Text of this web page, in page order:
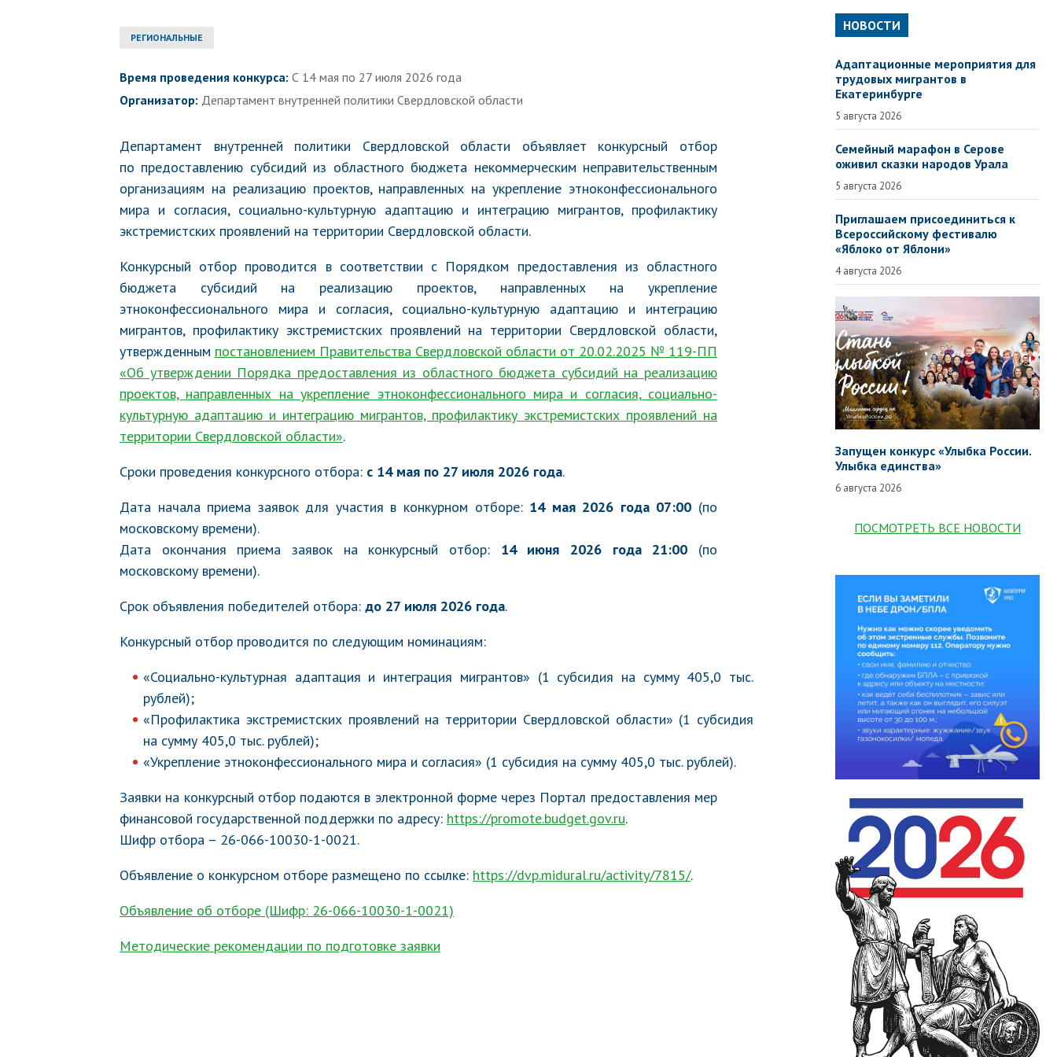
РЕГИОНАЛЬНЫЕ
Время проведения конкурса: С 14 мая по 27 июля 2026 года
Организатор: Департамент внутренней политики Свердловской области
Департамент внутренней политики Свердловской области объявляет конкурсный отбор
по предоставлению субсидий из областного бюджета некоммерческим неправительственным
организациям на реализацию проектов, направленных на укрепление этноконфессионального
мира и согласия, социально-культурную адаптацию и интеграцию мигрантов, профилактику
экстремистских проявлений на территории Свердловской области.
Конкурсный отбор проводится в соответствии с Порядком предоставления из областного
бюджета субсидий на реализацию проектов, направленных на укрепление
этноконфессионального мира и согласия, социально-культурную адаптацию и интеграцию
мигрантов, профилактику экстремистских проявлений на территории Свердловской области,
утвержденным постановлением Правительства Свердловской области от 20.02.2025 № 119-ПП
«Об утверждении Порядка предоставления из областного бюджета субсидий на реализацию
проектов, направленных на укрепление этноконфессионального мира и согласия, социально-
культурную адаптацию и интеграцию мигрантов, профилактику экстремистских проявлений на
территории Свердловской области».
Сроки проведения конкурсного отбора: с 14 мая по 27 июля 2026 года.
Дата начала приема заявок для участия в конкурном отборе: 14 мая 2026 года 07:00 (по
московскому времени).
Дата окончания приема заявок на конкурсный отбор: 14 июня 2026 года 21:00 (по
московскому времени).
Срок объявления победителей отбора: до 27 июля 2026 года.
Конкурсный отбор проводится по следующим номинациям:
«Социально-культурная адаптация и интеграция мигрантов» (1 субсидия на сумму 405,0 тыс.
рублей);
«Профилактика экстремистских проявлений на территории Свердловской области» (1 субсидия
на сумму 405,0 тыс. рублей);
«Укрепление этноконфессионального мира и согласия» (1 субсидия на сумму 405,0 тыс. рублей).
Заявки на конкурсный отбор подаются в электронной форме через Портал предоставления мер
финансовой государственной поддержки по адресу: https://promote.budget.gov.ru.
Шифр отбора – 26-066-10030-1-0021.
Объявление о конкурсном отборе размещено по ссылке: https://dvp.midural.ru/activity/7815/.
Объявление об отборе (Шифр: 26-066-10030-1-0021)
Методические рекомендации по подготовке заявки
НОВОСТИ
Адаптационные мероприятия для
трудовых мигрантов в
Екатеринбурге
5 августа 2026
Семейный марафон в Серове
оживил сказки народов Урала
5 августа 2026
Приглашаем присоединиться к
Всероссийскому фестивалю
«Яблоко от Яблони»
4 августа 2026
Запущен конкурс «Улыбка России.
Улыбка единства»
6 августа 2026
ПОСМОТРЕТЬ ВСЕ НОВОСТИ